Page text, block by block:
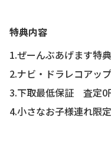
特典内容
1.ぜーんぶあげます特
2.ナビ・ドラレコアッ
3.下取最低保証 査定0
4.小さなお子様連れ限